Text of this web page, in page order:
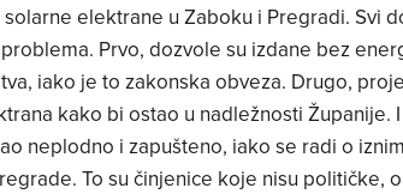
elektrane u Zaboku i Pregradi. Svi
Prvo, dozvole su izdane bez
iako je to zakonska obveza. Drugo,
kako bi ostao u nadležnosti Županije.
neplodno i zapušteno, iako se radi o
To su činjenice koje nisu političke,